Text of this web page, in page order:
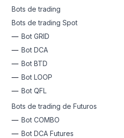
Bots de trading
Bots de trading Spot
Bot GRID
Bot DCA
Bot BTD
Bot LOOP
Bot QFL
Bots de trading de Futuros
Bot COMBO
Bot DCA Futures